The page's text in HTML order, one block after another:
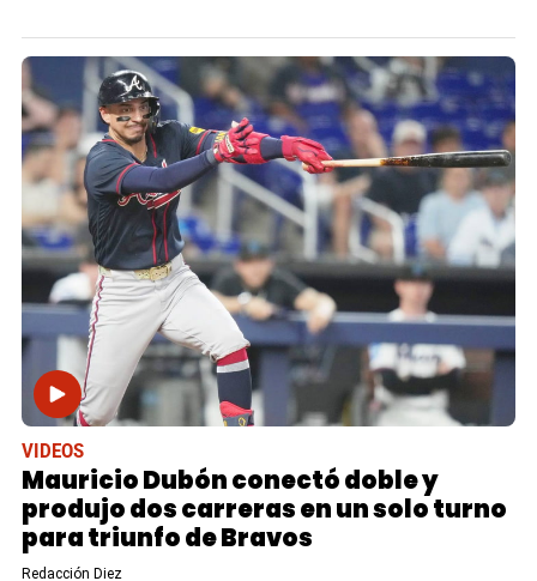
VIDEOS
Mauricio Dubón conectó doble y
produjo dos carreras en un solo turno
para triunfo de Bravos
Redacción Diez